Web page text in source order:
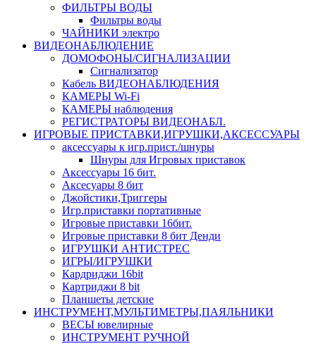
ФИЛЬТРЫ ВОДЫ
Фильтры воды
ЧАЙНИКИ электро
ВИДЕОНАБЛЮДЕНИЕ
ДОМОФОНЫ/СИГНАЛИЗАЦИИ
Сигнализатор
Кабель ВИДЕОНАБЛЮДЕНИЯ
КАМЕРЫ Wi-Fi
КАМЕРЫ наблюдения
РЕГИСТРАТОРЫ ВИДЕОНАБЛ.
ИГРОВЫЕ ПРИСТАВКИ,ИГРУШКИ,АКСЕССУАРЫ
аксесcуары к игр.прист./шнуры
Шнуры для Игровых приставок
Аксессуары 16 бит.
Аксесуары 8 бит
Джойстики,Триггеры
Игр.приставки портативные
Игровые приставки 16бит.
Игровые приставки 8 бит Денди
ИГРУШКИ АНТИСТРЕС
ИГРЫ/ИГРУШКИ
Кардриджи 16bit
Картриджи 8 bit
Планшеты детские
ИНСТРУМЕНТ,МУЛЬТИМЕТРЫ,ПАЯЛЬНИКИ
ВЕСЫ ювелирные
ИНСТРУМЕНТ РУЧНОЙ